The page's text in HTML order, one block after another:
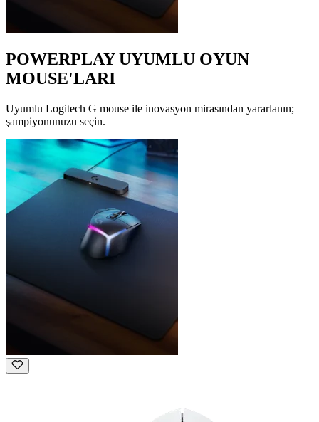
POWERPLAY UYUMLU OYUN
MOUSE'LARI
Uyumlu Logitech G mouse ile inovasyon mirasından yararlanın;
şampiyonunuzu seçin.